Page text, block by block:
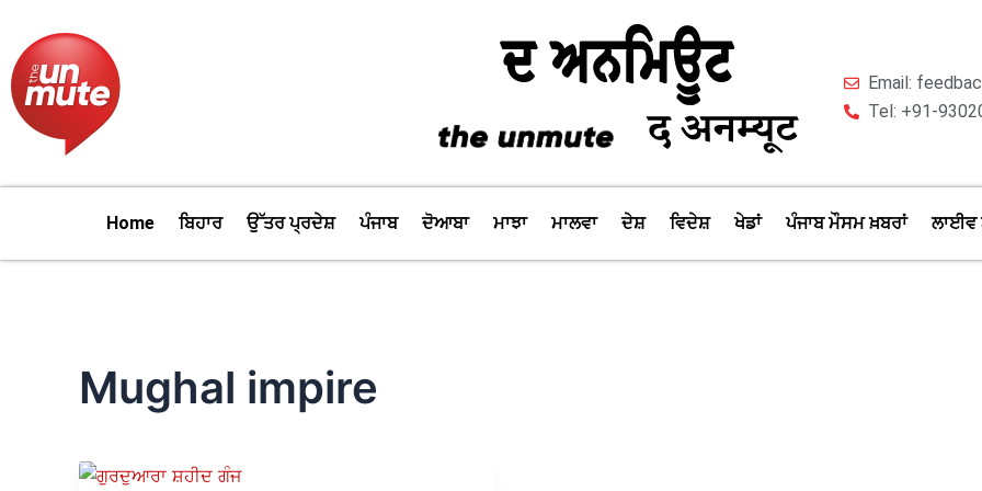
content
Email:
Tel: +91-
Home ਬਿਹਾਰ ਉੱਤਰ ਪ੍ਰਦੇਸ਼ ਪੰਜਾਬ ਦੋਆਬਾ ਮਾਝਾ ਮਾਲਵਾ ਦੇਸ਼ ਵਿਦੇਸ਼ ਖੇਡਾਂ ਪੰਜਾਬ ਮੌਸਮ ਖ਼ਬਰਾਂ ਲਾਈਵ
Mughal impire